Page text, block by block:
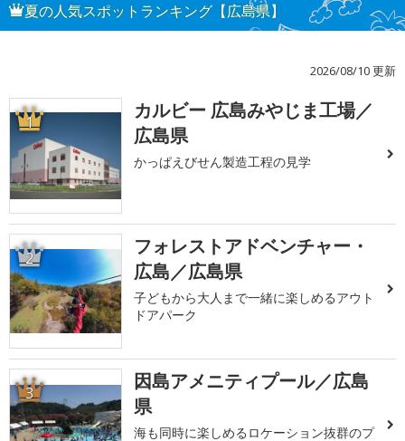
夏の人気スポットランキング【広島県】
2026/08/10 更新
1
カルビー 広島みやじま工場／
広島県
かっぱえびせん製造工程の見学
2
フォレストアドベンチャー・
広島／広島県
子どもから大人まで一緒に楽しめるアウト
ドアパーク
3
因島アメニティプール／広島
県
海も同時に楽しめるロケーション抜群のプ